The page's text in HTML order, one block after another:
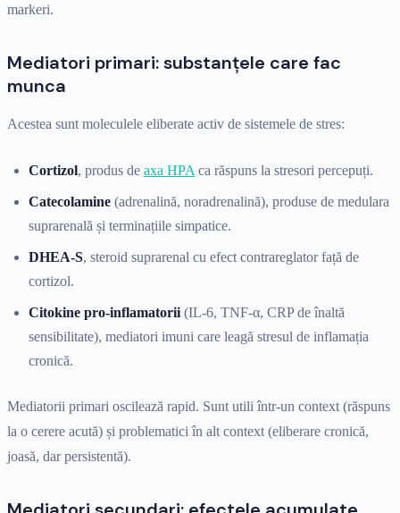
markeri.
Mediatori primari: substanțele care fac
munca
Acestea sunt moleculele eliberate activ de sistemele de stres:
Cortizol, produs de axa HPA ca răspuns la stresori percepuți.
Catecolamine (adrenalină, noradrenalină), produse de medulara
suprarenală și terminațiile simpatice.
DHEA-S, steroid suprarenal cu efect contrareglator față de
cortizol.
Citokine pro-inflamatorii (IL-6, TNF-α, CRP de înaltă
sensibilitate), mediatori imuni care leagă stresul de inflamația
cronică.
Mediatorii primari oscilează rapid. Sunt utili într-un context (răspuns
la o cerere acută) și problematici în alt context (eliberare cronică,
joasă, dar persistentă).